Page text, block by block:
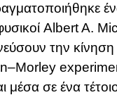
Albert A.
την
μέσα σε ένα